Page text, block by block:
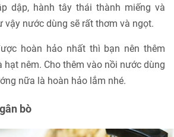
dập, hành tây thái thành miếng và
vậy nước dùng sẽ rất thơm và ngọt.
hoàn hảo nhất thì bạn nên thêm
hạt nêm. Cho thêm vào nồi nước dùng
nữa là hoàn hảo lắm nhé.
bò